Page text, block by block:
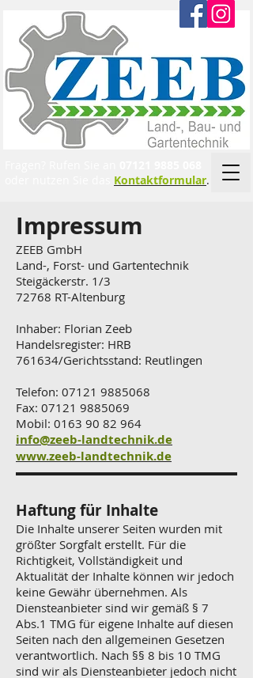
Kontaktformular.
Impressum
ZEEB GmbH
Land-, Forst- und Gartentechnik
Steigäckerstr. 1/3
72768 RT-Altenburg
Inhaber: Florian Zeeb
Handelsregister: HRB
761634/Gerichtsstand: Reutlingen
Telefon: 07121 9885068
Fax: 07121 9885069
Mobil: 0163 90 82 964
info@zeeb-landtechnik.de
www.zeeb-landtechnik.de
Haftung für Inhalte
Die Inhalte unserer Seiten wurden mit
größter Sorgfalt erstellt. Für die
Richtigkeit, Vollständigkeit und
Aktualität der Inhalte können wir jedoch
keine Gewähr übernehmen. Als
Diensteanbieter sind wir gemäß § 7
Abs.1 TMG für eigene Inhalte auf diesen
Seiten nach den allgemeinen Gesetzen
verantwortlich. Nach §§ 8 bis 10 TMG
sind wir als Diensteanbieter jedoch nicht